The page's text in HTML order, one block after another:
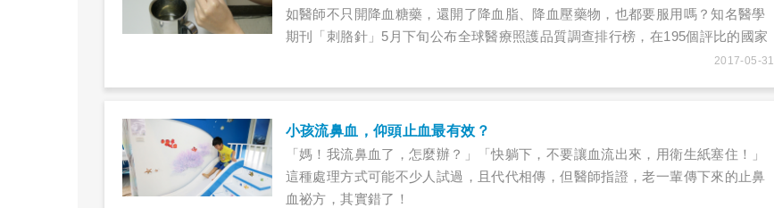
如醫師不只開降血糖藥，還開了降血脂、降血壓藥物，也都要服用嗎？知名醫學
期刊「刺胳針」5月下旬公布全球醫療照護品質調查排行榜，在195個評比的國家
地區當中，臺灣排名第45名，輸給鄰近的日本和南韓。若進一步分析單項評比結
2017-05-31
小孩流鼻血，仰頭止血最有效？
「媽！我流鼻血了，怎麼辦？」「快躺下，不要讓血流出來，用衛生紙塞住！」
這種處理方式可能不少人試過，且代代相傳，但醫師指證，老一輩傳下來的止鼻
血祕方，其實錯了！